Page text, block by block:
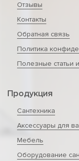
Отзывы
Контакты
Обратная связь
Политика
Полезные статьи
Продукция
Сантехника
Аксессуары для
Мебель
Оборудование